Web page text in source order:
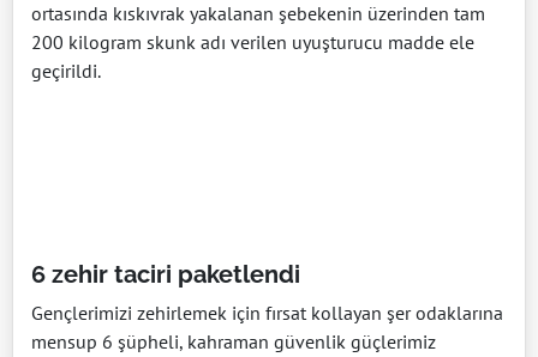
ortasında kıskıvrak yakalanan şebekenin üzerinden tam
200 kilogram skunk adı verilen uyuşturucu madde ele
geçirildi.
6 zehir taciri paketlendi
Gençlerimizi zehirlemek için fırsat kollayan şer odaklarına
mensup 6 şüpheli, kahraman güvenlik güçlerimiz